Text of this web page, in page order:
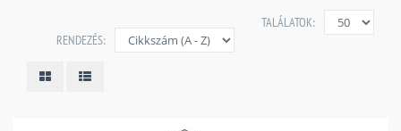
TALÁLATOK:
RENDEZÉS: